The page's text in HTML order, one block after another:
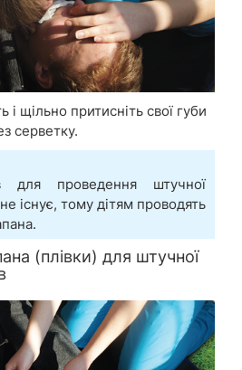
і щільно притисніть свої губи
серветку.
для проведення штучної
існує, тому дітям проводять
(плівки) для штучної